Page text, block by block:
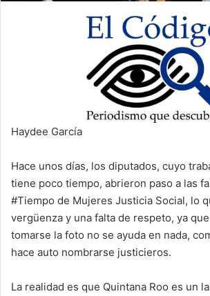
Haydee García
Hace unos días, los diputados, cuyo
tiene poco tiempo, abrieron paso a las
#Tiempo de Mujeres Justicia Social, lo
vergüenza y una falta de respeto, ya
tomarse la foto no se ayuda en nada,
hace auto nombrarse justicieros.
La realidad es que Quintana Roo es un